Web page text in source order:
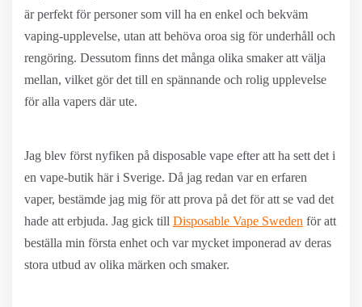
är perfekt för personer som vill ha en enkel och bekväm
vaping-upplevelse, utan att behöva oroa sig för underhåll och
rengöring. Dessutom finns det många olika smaker att välja
mellan, vilket gör det till en spännande och rolig upplevelse
för alla vapers där ute.
Jag blev först nyfiken på disposable vape efter att ha sett det i
en vape-butik här i Sverige. Då jag redan var en erfaren
vaper, bestämde jag mig för att prova på det för att se vad det
hade att erbjuda. Jag gick till Disposable Vape Sweden för att
beställa min första enhet och var mycket imponerad av deras
stora utbud av olika märken och smaker.